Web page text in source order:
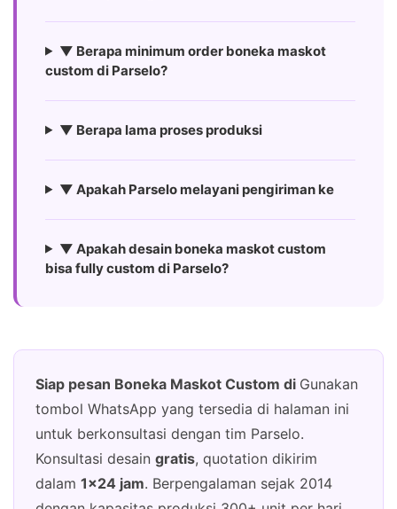
▼ Berapa minimum order boneka maskot
custom di Parselo?
▼ Berapa lama proses produksi
▼ Apakah Parselo melayani pengiriman ke
▼ Apakah desain boneka maskot custom
bisa fully custom di Parselo?
Siap pesan Boneka Maskot Custom di Gunakan
tombol WhatsApp yang tersedia di halaman ini
untuk berkonsultasi dengan tim Parselo.
Konsultasi desain gratis, quotation dikirim
dalam 1×24 jam. Berpengalaman sejak 2014